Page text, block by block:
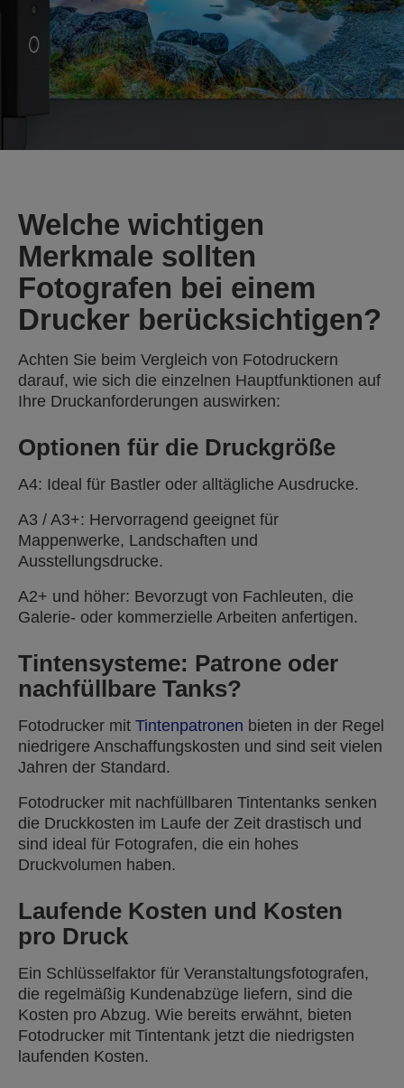
Welche wichtigen
Merkmale sollten
Fotografen bei einem
Drucker berücksichtigen?
Achten Sie beim Vergleich von Fotodruckern
darauf, wie sich die einzelnen Hauptfunktionen auf
Ihre Druckanforderungen auswirken:
Optionen für die Druckgröße
A4: Ideal für Bastler oder alltägliche Ausdrucke.
A3 / A3+: Hervorragend geeignet für
Mappenwerke, Landschaften und
Ausstellungsdrucke.
A2+ und höher: Bevorzugt von Fachleuten, die
Galerie- oder kommerzielle Arbeiten anfertigen.
Tintensysteme: Patrone oder
nachfüllbare Tanks?
Fotodrucker mit Tintenpatronen bieten in der Regel
niedrigere Anschaffungskosten und sind seit vielen
Jahren der Standard.
Fotodrucker mit nachfüllbaren Tintentanks senken
die Druckkosten im Laufe der Zeit drastisch und
sind ideal für Fotografen, die ein hohes
Druckvolumen haben.
Laufende Kosten und Kosten
pro Druck
Ein Schlüsselfaktor für Veranstaltungsfotografen,
die regelmäßig Kundenabzüge liefern, sind die
Kosten pro Abzug. Wie bereits erwähnt, bieten
Fotodrucker mit Tintentank jetzt die niedrigsten
laufenden Kosten.